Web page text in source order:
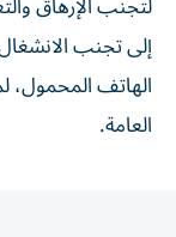
إلى تجنب الانشغال
الهاتف المحمول،
العامة.